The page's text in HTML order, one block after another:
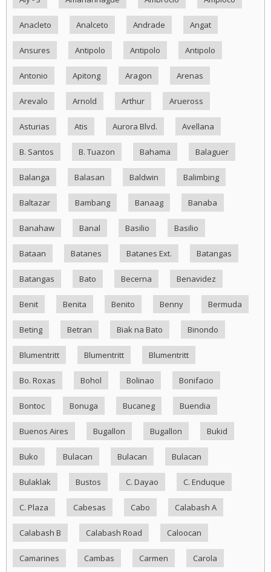
Anacleto Analceto Andrade Angat
Ansures Antipolo Antipolo Antipolo
Antonio Apitong Aragon Arenas
Arevalo Arnold Arthur Arueross
Asturias Atis Aurora Blvd. Avellana
B. Santos B. Tuazon Bahama Balaguer
Balanga Balasan Baldwin Balimbing
Baltazar Bambang Banaag Banaba
Banahaw Banal Basilio Basilio
Bataan Batanes Batanes Ext. Batangas
Batangas Bato Becerna Benavidez
Benit Benita Benito Benny Bermuda
Beting Betran Biak na Bato Binondo
Blumentritt Blumentritt Blumentritt
Bo. Roxas Bohol Bolinao Bonifacio
Bontoc Bonuga Bucaneg Buendia
Buenos Aires Bugallon Bugallon Bukid
Buko Bulacan Bulacan Bulacan
Bulaklak Bustos C. Dayao C. Enduque
C. Plaza Cabesas Cabo Calabash A
Calabash B Calabash Road Caloocan
Camarines Cambas Carmen Carola